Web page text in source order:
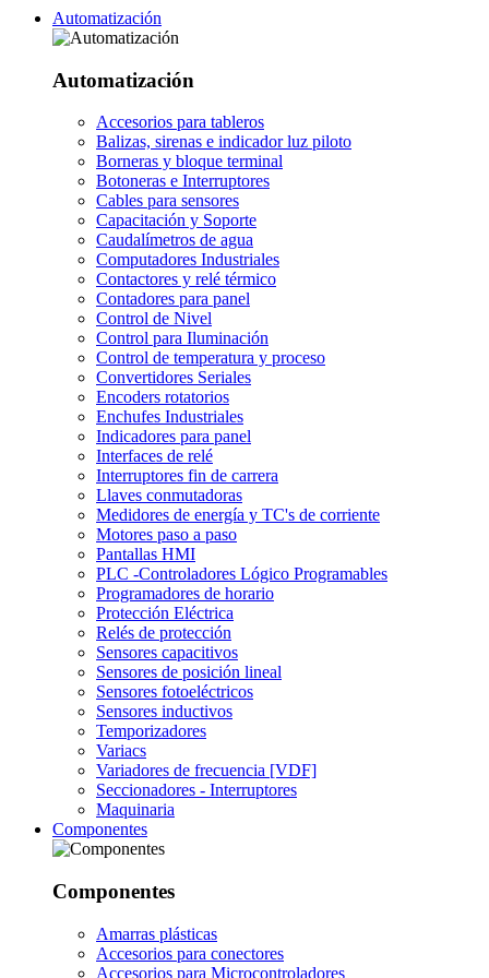
Automatización
Automatización
Accesorios para tableros
Balizas, sirenas e indicador luz piloto
Borneras y bloque terminal
Botoneras e Interruptores
Cables para sensores
Capacitación y Soporte
Caudalímetros de agua
Computadores Industriales
Contactores y relé térmico
Contadores para panel
Control de Nivel
Control para Iluminación
Control de temperatura y proceso
Convertidores Seriales
Encoders rotatorios
Enchufes Industriales
Indicadores para panel
Interfaces de relé
Interruptores fin de carrera
Llaves conmutadoras
Medidores de energía y TC's de corriente
Motores paso a paso
Pantallas HMI
PLC -Controladores Lógico Programables
Programadores de horario
Protección Eléctrica
Relés de protección
Sensores capacitivos
Sensores de posición lineal
Sensores fotoeléctricos
Sensores inductivos
Temporizadores
Variacs
Variadores de frecuencia [VDF]
Seccionadores - Interruptores
Maquinaria
Componentes
Componentes
Amarras plásticas
Accesorios para conectores
Accesorios para Microcontroladores